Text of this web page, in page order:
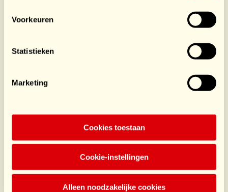
Voorkeuren
Statistieken
Marketing
Cookies toestaan
Cookie-instellingen
Alleen noodzakelijke cookies
Arwen Adinda
Van Pelt - Van
€195 / €1.000
€641 / €150
Sluit je aan bij dit team